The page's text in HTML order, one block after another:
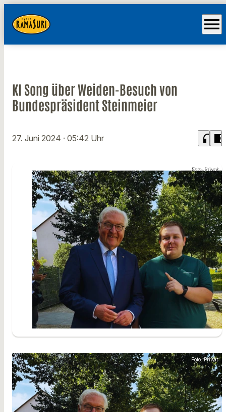
menu
KI Song über Weiden-Besuch von
Bundespräsident Steinmeier
27. Juni 2024 · 05:42 Uhr headphones chrome_reader_mode
Foto: Privat
Foto: Privat